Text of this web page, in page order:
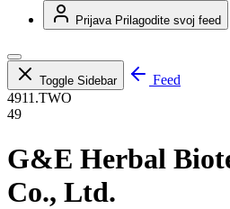
Prijava Prilagodite svoj feed
Toggle Sidebar
Feed
4911.TWO
49
G&E Herbal
Co., Ltd.